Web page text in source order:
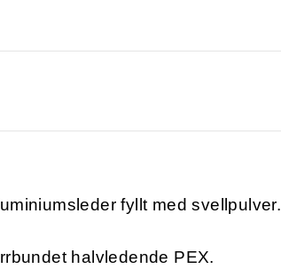
fyllt med svellpulver.
halvledende PEX.